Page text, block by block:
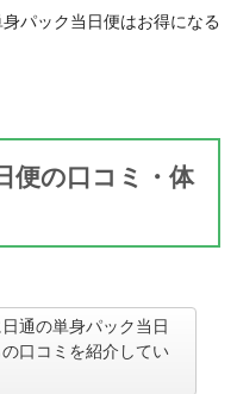
身パック当日便はお得になる
便の口コミ・体
通の単身パック当日
口コミを紹介してい